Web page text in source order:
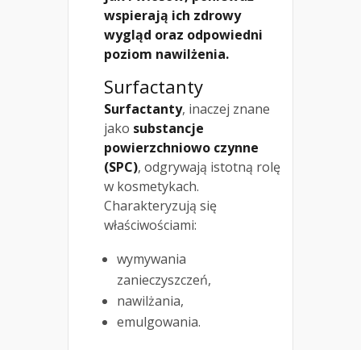
wspierają ich zdrowy
wygląd oraz odpowiedni
poziom nawilżenia.
Surfactanty
Surfactanty, inaczej znane
jako substancje
powierzchniowo czynne
(SPC), odgrywają istotną rolę
w kosmetykach.
Charakteryzują się
właściwościami:
wymywania
zanieczyszczeń,
nawilżania,
emulgowania.